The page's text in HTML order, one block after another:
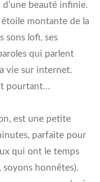
beauté infinie.
étoile montante de la
sons lofi, ses
qui parlent
vie sur internet.
pourtant…
est une petite
parfaite pour
qui ont le temps
honnêtes).